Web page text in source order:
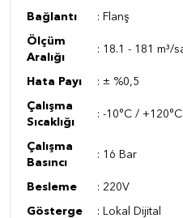
Bağlantı : Flanş
Ölçüm
Aralığı
: 18.1 - 181 m³/
Hata Payı : ± %0,5
Çalışma
Sıcaklığı
: -10°C / +120°C
Çalışma
Basıncı
: 16 Bar
Besleme : 220V
Gösterge : Lokal Dijital